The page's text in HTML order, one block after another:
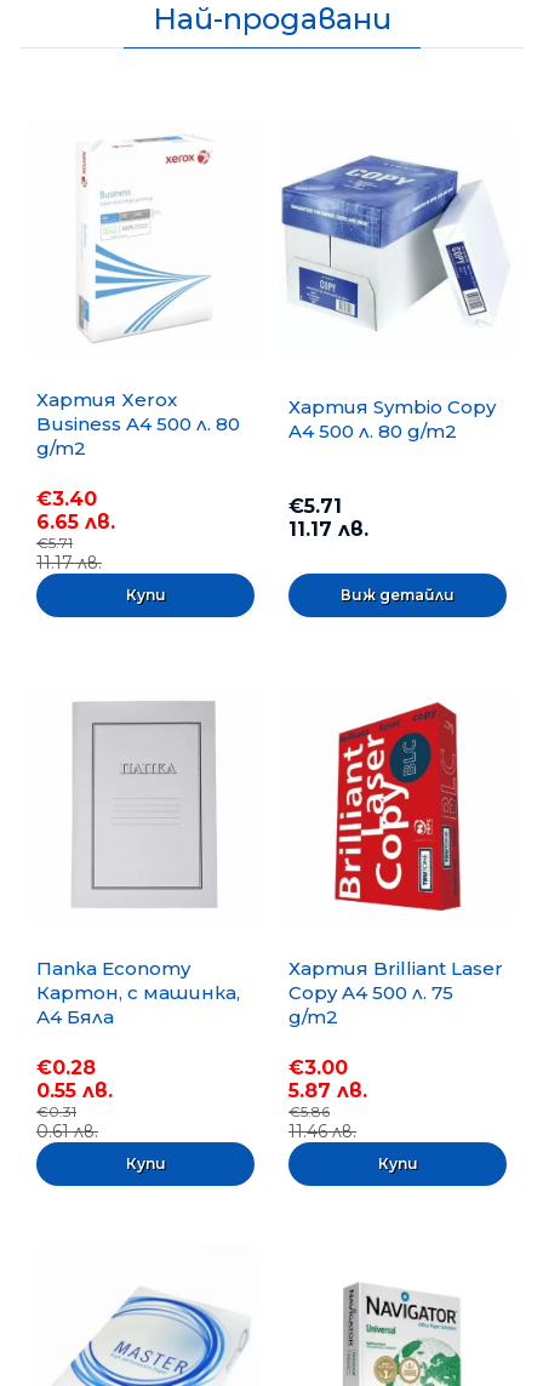
Най-продавани
Хартия Xerox
Business A4 500 л. 80
g/m2
€3.40
6.65 лв.
€5.71
11.17 лв.
Хартия Symbio Copy
A4 500 л. 80 g/m2
€5.71
11.17 лв.
Виж детайли
Папка Economy
Картон, с машинка,
А4 Бяла
€0.28
0.55 лв.
€0.31
0.61 лв.
Хартия Brilliant Laser
Copy A4 500 л. 75
g/m2
€3.00
5.87 лв.
€5.86
11.46 лв.